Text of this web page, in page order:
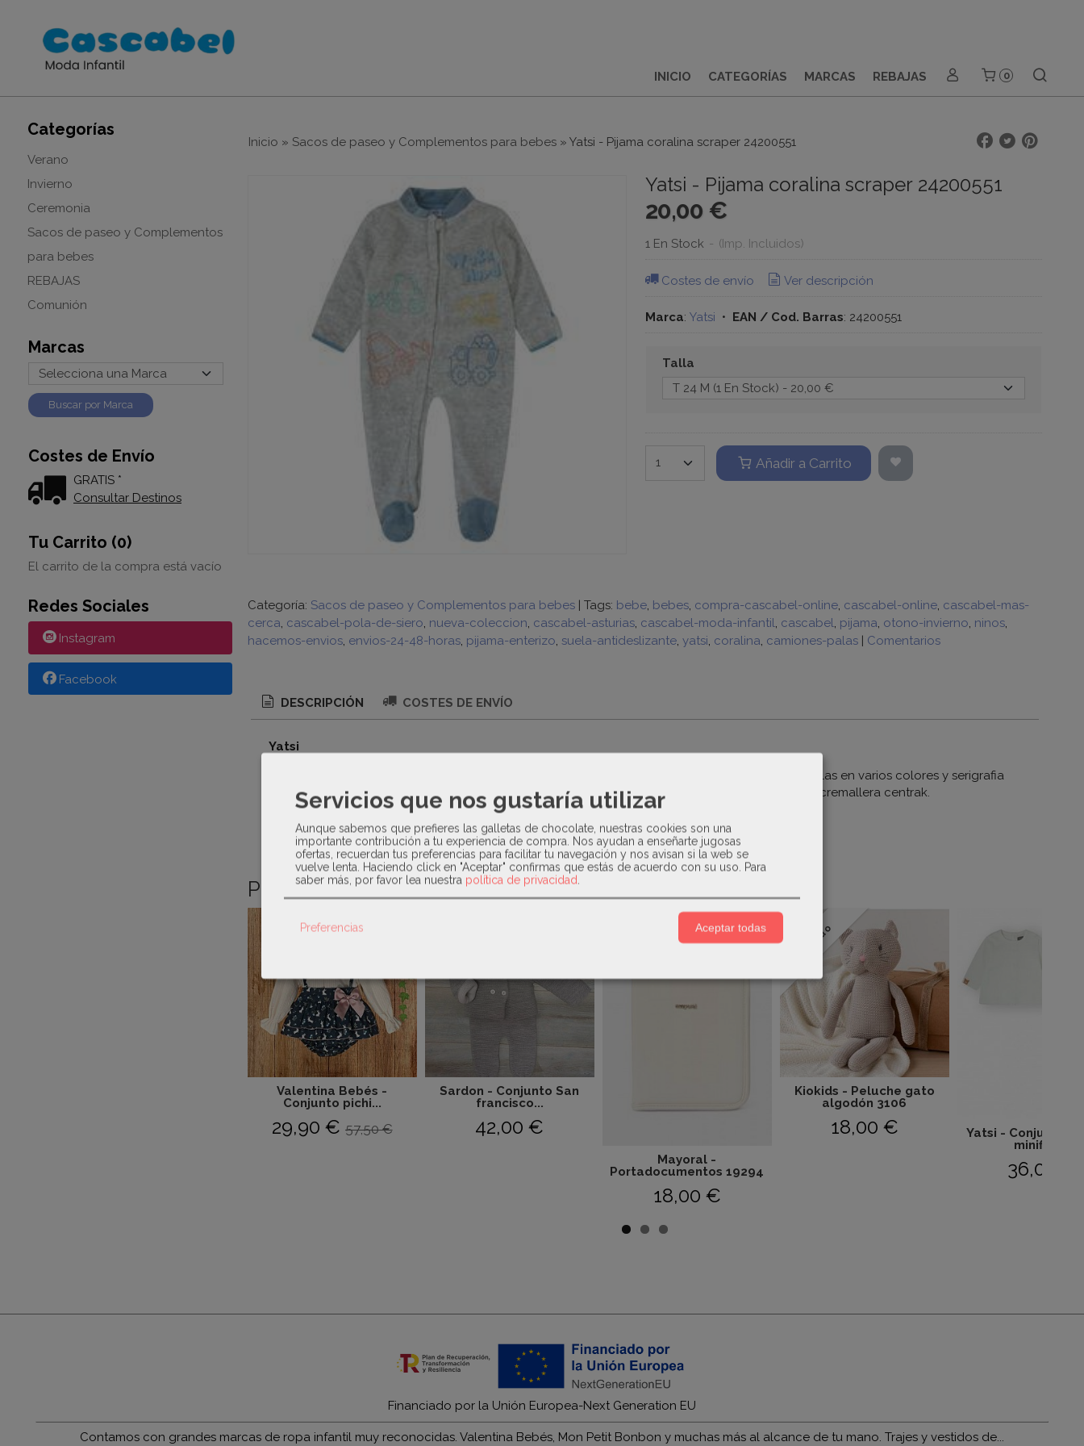
INICIO CATEGORÍAS MARCAS REBAJAS 0
Categorías
Verano
Invierno
Ceremonia
Sacos de paseo y Complementos
para bebes
REBAJAS
Comunión
Marcas
Costes de Envío
GRATIS *
Consultar Destinos
Tu Carrito (0)
El carrito de la compra está vacío
Redes Sociales
Instagram
Facebook
Inicio » Sacos de paseo y Complementos para bebes» Yatsi - Pijama coralina scraper 24200551
Yatsi - Pijama coralina scraper 24200551
20,00 €
1 En Stock - (Imp. Incluidos)
Costes de envío Ver descripción
Marca: Yatsi • EAN / Cod. Barras: 24200551
Talla
Añadir a Carrito
Categoría: Sacos de paseo y Complementos para bebes| Tags: bebe bebes compra-cascabel-online cascabel-online cascabel-mas-
cerca cascabel-pola-de-siero nueva-coleccion cascabel-asturias cascabel-moda-infantil cascabel pijama otono-invierno ninos
hacemos-envios envios-24-48-horas pijama-enterizo suela-antideslizante yatsi coralina camiones-palas | Comentarios
DESCRIPCIÓN COSTES DE ENVÍO
Yatsi
Pijama enterizo de coralina , en color gris con bordados en la parte delantera de camiones y palas en varios colores y serigrafia
de letras en el pecho. Cuello y pies en color azul . Suela con antideslizante . Apertura mediante cremallera centrak.
Productos Relacionados
Valentina Bebés -
Conjunto pichi...
29,90 € 57,50 €
Sardon - Conjunto San
francisco...
42,00 €
Mayoral -
Portadocumentos 19294
18,00 €
Agotado
Kiokids - Peluche gato
algodón 3106
18,00 €
Yatsi - Conjunto
minifish...
36,00 €
Financiado por la Unión Europea-Next Generation EU
Contamos con grandes marcas de ropa infantil muy reconocidas. Valentina Bebés, Mon Petit Bonbon y muchas más al alcance de tu mano. Trajes y vestidos de...
Servicios que nos gustaría utilizar
Aunque sabemos que prefieres las galletas de chocolate, nuestras cookies son una
importante contribución a tu experiencia de compra. Nos ayudan a enseñarte jugosas
ofertas, recuerdan tus preferencias para facilitar tu navegación y nos avisan si la web se
vuelve lenta. Haciendo click en "Aceptar" confirmas que estás de acuerdo con su uso. Para
saber más, por favor lea nuestra política de privacidad
Preferencias Aceptar todas